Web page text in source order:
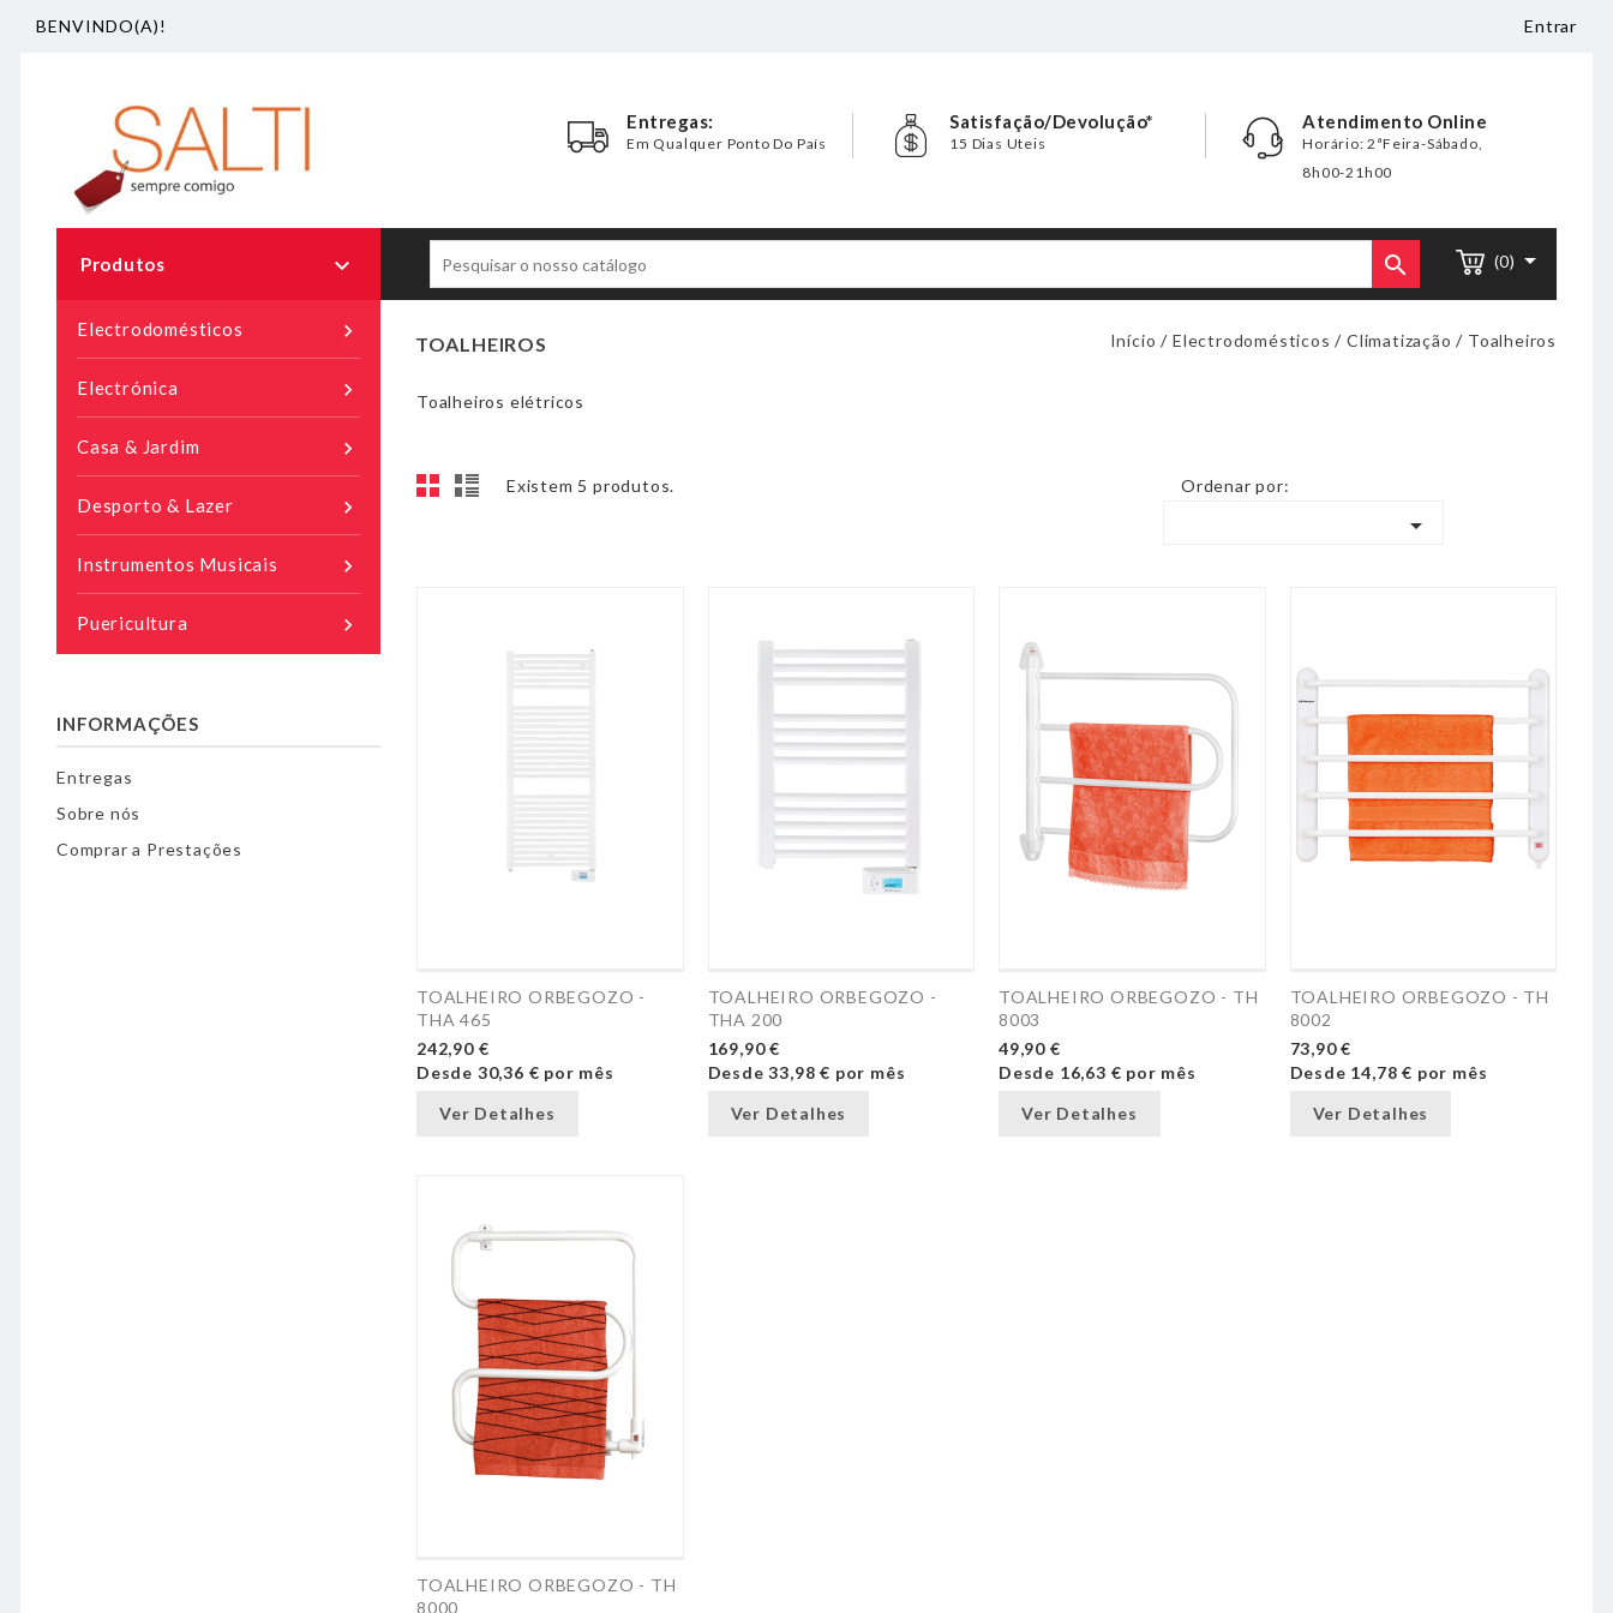
BENVINDO(A)! Entrar
Entregas:
Em Qualquer Ponto Do País
Satisfação/Devolução*
15 Dias Uteis
Atendimento Online
Horário: 2ªFeira-Sábado,
8h00-21h00
(0) 

Produtos 

Electrodomésticos

Electrónica

Casa & Jardim

Desporto & Lazer

Instrumentos Musicais

Puericultura
INFORMAÇÕES
Entregas
Sobre nós
Comprar a Prestações
TOALHEIROS Início Electrodomésticos Climatização Toalheiros
Toalheiros elétricos
Existem 5 produtos. Ordenar por:

TOALHEIRO ORBEGOZO -
THA 465
242,90 €
Desde 30,36 € por mês
Ver Detalhes
TOALHEIRO ORBEGOZO -
THA 200
169,90 €
Desde33,98 € por mês
Ver Detalhes
TOALHEIRO ORBEGOZO - TH
8003
49,90 €
Desde 16,63 € por mês
Ver Detalhes
TOALHEIRO ORBEGOZO - TH
8002
73,90 €
Desde 14,78 € por mês
Ver Detalhes
TOALHEIRO ORBEGOZO - TH
8000